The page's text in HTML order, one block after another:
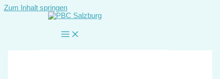
Zum Inhalt springen